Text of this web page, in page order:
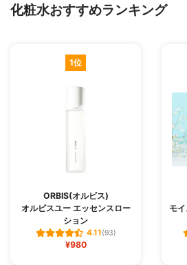
化粧水おすすめランキング
1位
ORBIS(オルビス)
オルビスユー エッセンスロー
ション
4.11(93)
¥980
モ